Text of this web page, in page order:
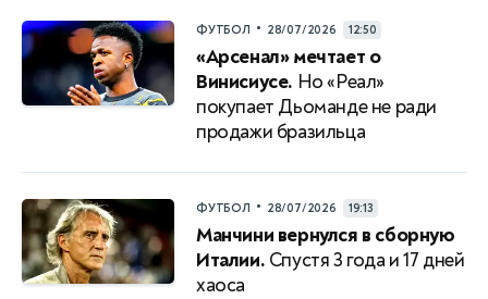
ФУТБОЛ • 28/07/2026 12:50
«Арсенал» мечтает о
Винисиусе. Но «Реал»
покупает Дьоманде не ради
продажи бразильца
ФУТБОЛ • 28/07/2026 19:13
Манчини вернулся в сборную
Италии. Спустя 3 года и 17 дней
хаоса